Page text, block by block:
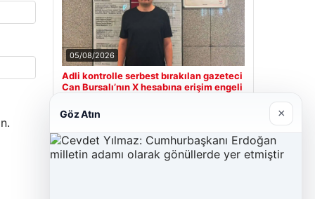
05/08/2026
Adli kontrolle serbest bırakılan gazeteci
Can Bursalı’nın X hesabına erişim engeli
Son Eklenen Firmalar
Göz Atın ×